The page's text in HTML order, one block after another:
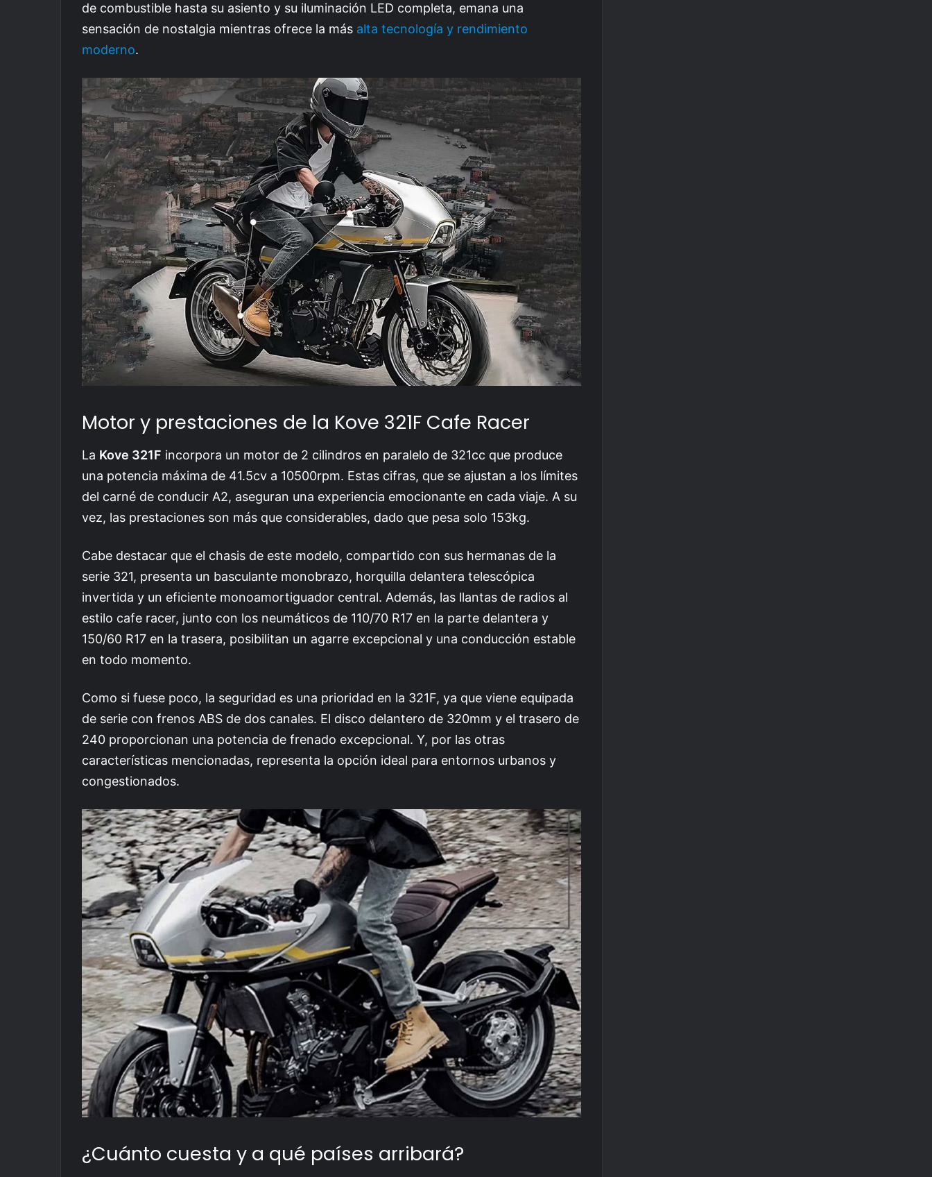
de combustible hasta su asiento y su iluminación LED completa, emana una
sensación de nostalgia mientras ofrece la más alta tecnología y rendimiento
moderno.
Motor y prestaciones de la Kove 321F Cafe Racer
La Kove 321F incorpora un motor de 2 cilindros en paralelo de 321cc que produce
una potencia máxima de 41.5cv a 10500rpm. Estas cifras, que se ajustan a los límites
del carné de conducir A2, aseguran una experiencia emocionante en cada viaje. A su
vez, las prestaciones son más que considerables, dado que pesa solo 153kg.
Cabe destacar que el chasis de este modelo, compartido con sus hermanas de la
serie 321, presenta un basculante monobrazo, horquilla delantera telescópica
invertida y un eficiente monoamortiguador central. Además, las llantas de radios al
estilo cafe racer, junto con los neumáticos de 110/70 R17 en la parte delantera y
150/60 R17 en la trasera, posibilitan un agarre excepcional y una conducción estable
en todo momento.
Como si fuese poco, la seguridad es una prioridad en la 321F, ya que viene equipada
de serie con frenos ABS de dos canales. El disco delantero de 320mm y el trasero de
240 proporcionan una potencia de frenado excepcional. Y, por las otras
características mencionadas, representa la opción ideal para entornos urbanos y
congestionados.
¿Cuánto cuesta y a qué países arribará?